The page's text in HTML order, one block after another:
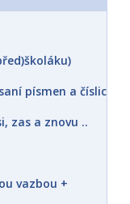
- otevři a hraj
písmen a číslic
zas a znovu ..
vazbou +